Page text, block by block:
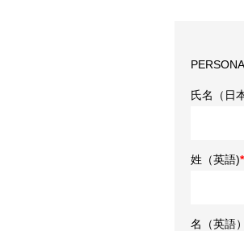
氏名（日
姓（英語)*
名（英語）